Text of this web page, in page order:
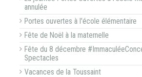
annulée
Portes ouvertes à l'école élémentaire
Fête de Noël à la maternelle
Fête du 8 décembre
Spectacles
Vacances de la Toussaint